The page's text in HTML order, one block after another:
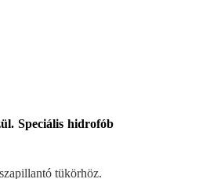
Speciális hidrofób
tükörhöz.